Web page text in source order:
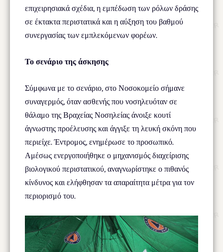
επιχειρησιακά σχέδια, η εμπέδωση των ρόλων δράσης
σε έκτακτα περιστατικά και η αύξηση του βαθμού
συνεργασίας των εμπλεκόμενων φορέων.
Το σενάριο της άσκησης
Σύμφωνα με το σενάριο, στο Νοσοκομείο σήμανε
συναγερμός, όταν ασθενής που νοσηλευόταν σε
θάλαμο της Βραχείας Νοσηλείας άνοιξε κουτί
άγνωστης προέλευσης και άγγιξε τη λευκή σκόνη που
περιείχε. Έντρομος, ενημέρωσε το προσωπικό.
Αμέσως ενεργοποιήθηκε ο μηχανισμός διαχείρισης
βιολογικού περιστατικού, αναγνωρίστηκε ο πιθανός
κίνδυνος και ελήφθησαν τα απαραίτητα μέτρα για τον
περιορισμό του.